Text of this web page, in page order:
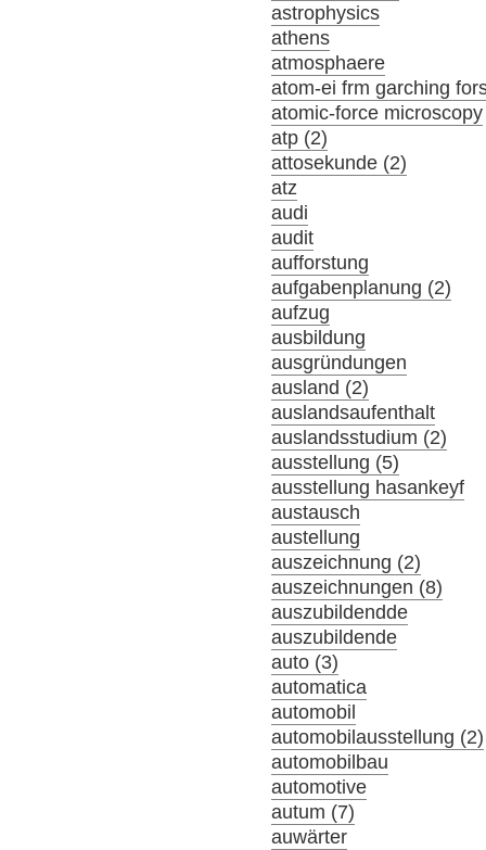
astrophysics
athens
atmosphaere
atom-ei frm garching
atomic-force microscopy
atp (2)
attosekunde (2)
atz
audi
audit
aufforstung
aufgabenplanung (2)
aufzug
ausbildung
ausgründungen
ausland (2)
auslandsaufenthalt
auslandsstudium (2)
ausstellung (5)
ausstellung hasankeyf
austausch
austellung
auszeichnung (2)
auszeichnungen (8)
auszubildendde
auszubildende
auto (3)
automatica
automobil
automobilausstellung (2)
automobilbau
automotive
autum (7)
auwärter